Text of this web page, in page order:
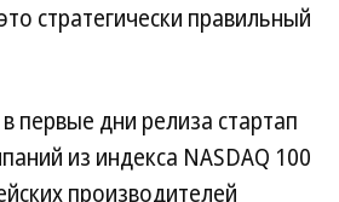
стратегически правильный
первые дни релиза стартап
из индекса NASDAQ 100
производителей